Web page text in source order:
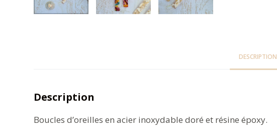
DESCRIPTION
Description
Boucles d’oreilles en acier inoxydable doré et résine époxy.